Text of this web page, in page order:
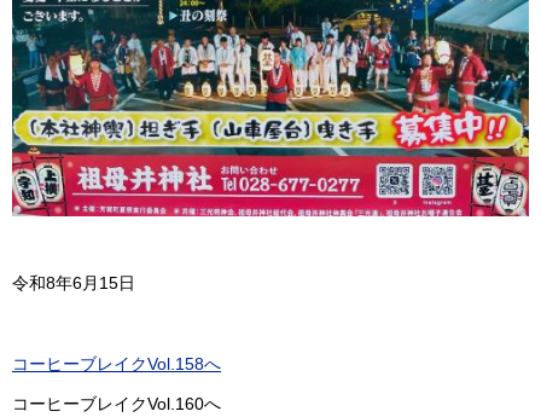
令和8年6月15日
コーヒーブレイクVol.158へ
コーヒーブレイクVol.160へ